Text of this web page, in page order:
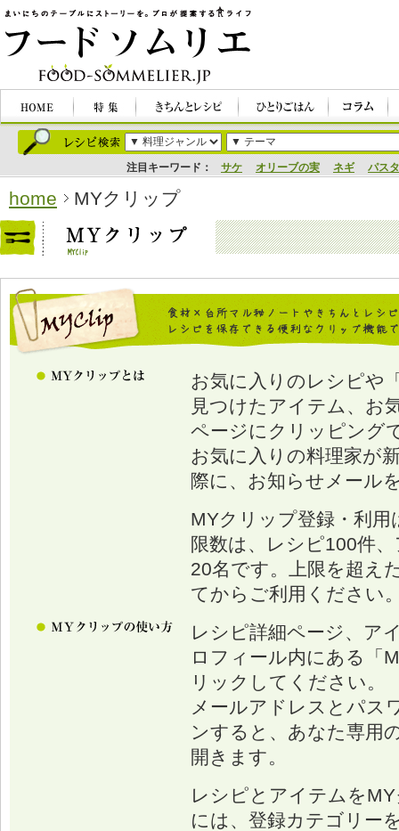
注目キーワード： サケ オリーブの実 ネギ パスタ
home MYクリップ
お気に入りのレシピや
見つけたアイテム、お
ページにクリッピング
お気に入りの料理家が
際に、お知らせメール
MYクリップ登録・利
限数は、レシピ100件
20名です。上限を超え
てからご利用ください
レシピ詳細ページ、ア
ロフィール内にある「
リックしてください。
メールアドレスとパス
ンすると、あなた専用
開きます。
レシピとアイテムを
には、登録カテゴリー